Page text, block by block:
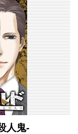
人鬼-